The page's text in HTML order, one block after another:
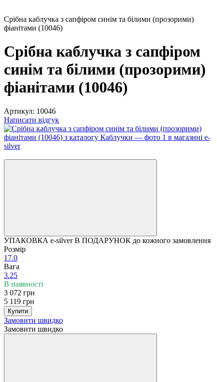
Срібна каблучка з сапфіром синім та білими (прозорими)
фіанітами (10046)
Срібна каблучка з сапфіром
синім та білими (прозорими)
фіанітами (10046)
Артикул: 10046
Написати відгук
УПАКОВКА e-silver В ПОДАРУНОК до кожного замовлення
Розмір
17.0
Вага
3.25
В наявності
3 072 грн
5 119 грн
Купити
Замовити швидко
Замовити швидко